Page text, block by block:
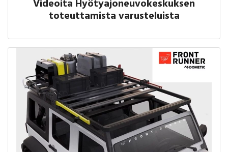
Videoita Hyötyajoneuvokeskuksen
toteuttamista varusteluista